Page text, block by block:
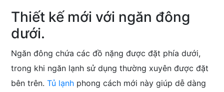
Thiết kế mới với ngăn đông
dưới.
Ngăn đông chứa các đồ nặng được đặt phía dưới,
trong khi ngăn lạnh sử dụng thường xuyên được đặt
bên trên.Tủ lạnh phong cách mới này giúp dễ dàng